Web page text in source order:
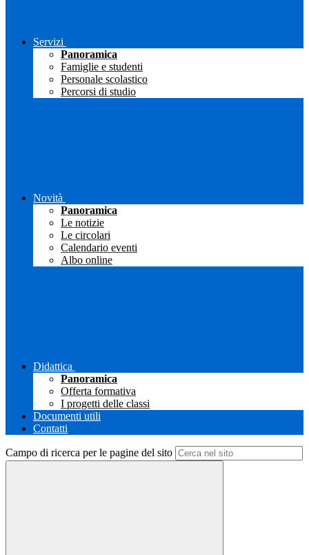
Servizi
Panoramica
Famiglie e studenti
Personale scolastico
Percorsi di studio
Novità
Panoramica
Le notizie
Le circolari
Calendario eventi
Albo online
Didattica
Panoramica
Offerta formativa
I progetti delle classi
Documenti utili
Contatti
Campo di ricerca per le pagine del sito